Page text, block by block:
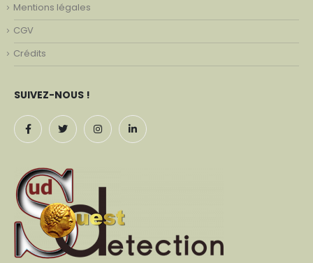
Mentions légales
CGV
Crédits
SUIVEZ-NOUS !